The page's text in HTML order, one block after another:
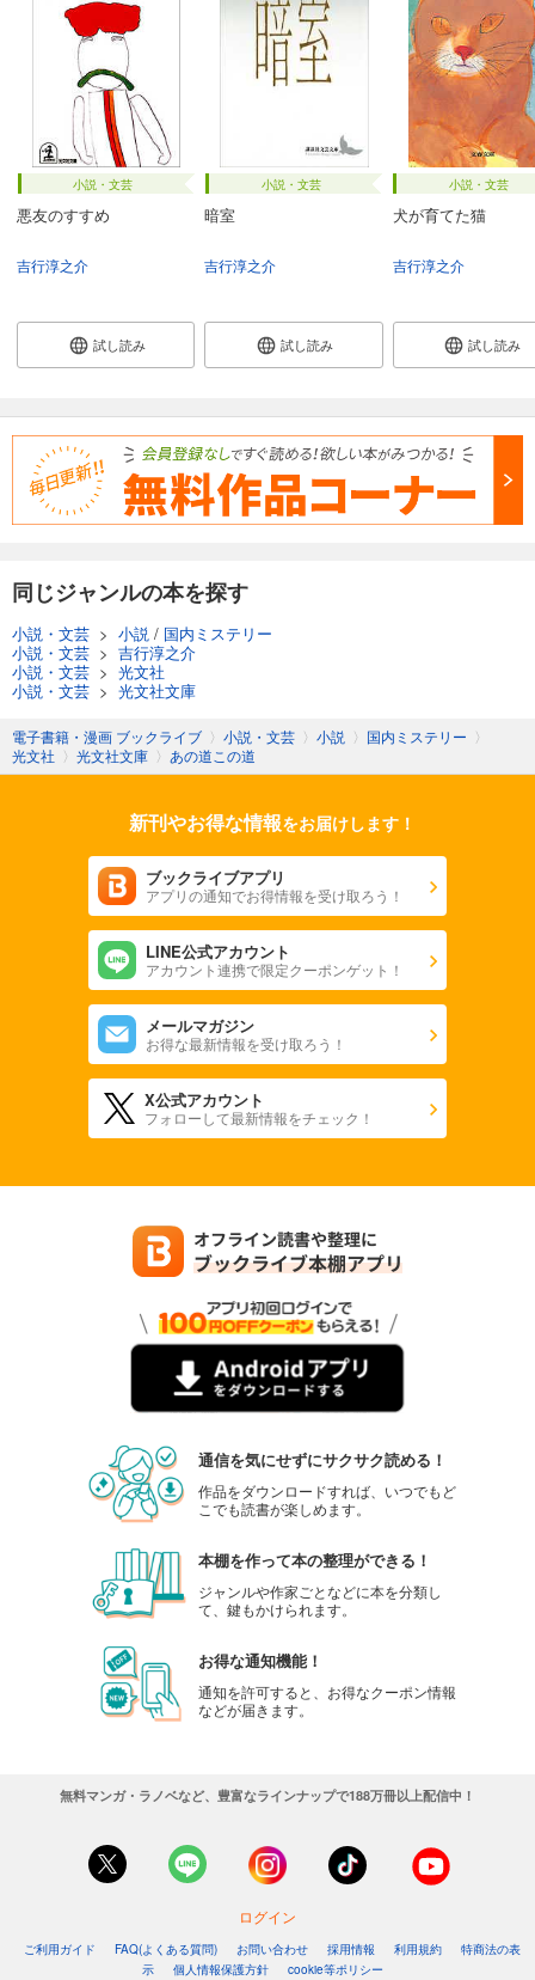
小説・文芸
悪友のすすめ
吉行淳之介
試し読み
小説・文芸
暗室
吉行淳之介
試し読み
小説・文芸
犬が育てた猫
吉行淳之介
試し読み
同じジャンルの本を探す
小説・文芸 > 小説 / 国内ミステリー
小説・文芸 > 吉行淳之介
小説・文芸 > 光文社
小説・文芸 > 光文社文庫
電子書籍・漫画 ブックライブ 〉 小説・文芸 〉 小説 〉 国内ミステリー 〉
光文社 〉 光文社文庫 〉 あの道この道
新刊やお得な情報をお届けします！
ブックライブアプリ
アプリの通知でお得情報を受け取ろう！
LINE公式アカウント
アカウント連携で限定クーポンゲット！
メールマガジン
お得な最新情報を受け取ろう！
X公式アカウント
フォローして最新情報をチェック！
通信を気にせずにサクサク読める！
作品をダウンロードすれば、いつでもど
こでも読書が楽しめます。
本棚を作って本の整理ができる！
ジャンルや作家ごとなどに本を分類し
て、鍵もかけられます。
お得な通知機能！
通知を許可すると、お得なクーポン情報
などが届きます。
無料マンガ・ラノベなど、豊富なラインナップで188万冊以上配信中！
ログイン
ご利用ガイド FAQ(よくある質問) お問い合わせ 採用情報 利用規約
特商法の表
示
個人情報保護方針 cookie等ポリシー